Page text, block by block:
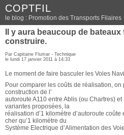
COPTFIL
le blog : Promotion des Transports Filaires
Il y aura beaucoup de
construire.
Par Capitaine Flumar - Technique
le lundi 17 janvier 2011 à 14:33
Le moment de faire basculer les Voies
Pour comparer les coûts de réalisation,
construction de l’
autoroute A110 entre Ablis (ou Chartres)
variantes proposées, la
réalisation d’1 kilomètre d’autoroute
cher qu’1 kilomètre du
Système Electrique d’Alimentation des